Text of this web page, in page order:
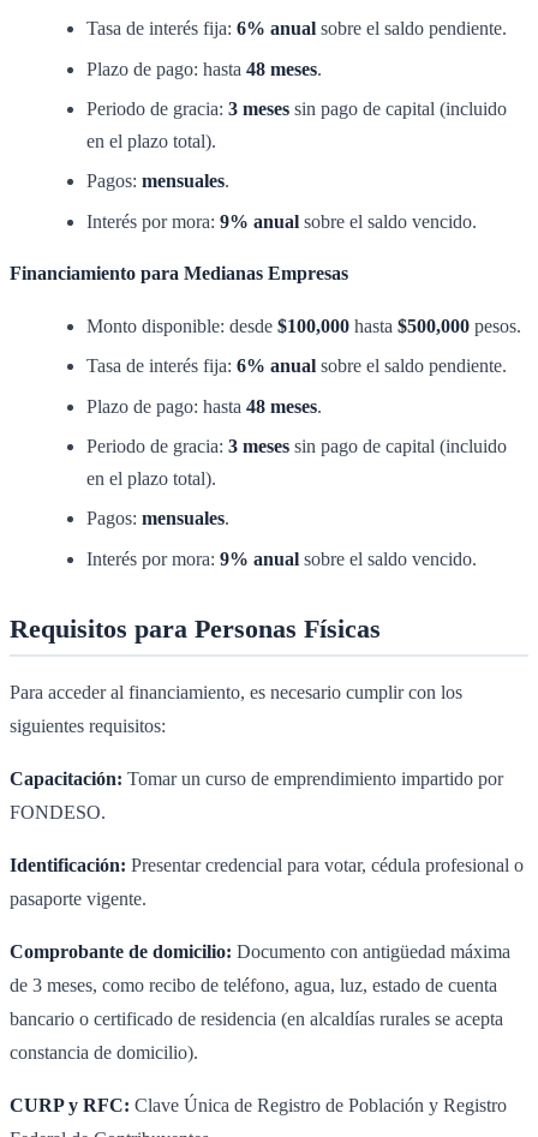
Tasa de interés fija: 6% anual sobre el saldo pendiente.
Plazo de pago: hasta 48 meses.
Periodo de gracia: 3 meses sin pago de capital (incluido
en el plazo total).
Pagos: mensuales.
Interés por mora: 9% anual sobre el saldo vencido.
Financiamiento para Medianas Empresas
Monto disponible: desde $100,000 hasta $500,000 pesos.
Tasa de interés fija: 6% anual sobre el saldo pendiente.
Plazo de pago: hasta 48 meses.
Periodo de gracia: 3 meses sin pago de capital (incluido
en el plazo total).
Pagos: mensuales.
Interés por mora: 9% anual sobre el saldo vencido.
Requisitos para Personas Físicas
Para acceder al financiamiento, es necesario cumplir con los
siguientes requisitos:
Capacitación: Tomar un curso de emprendimiento impartido por
FONDESO.
Identificación: Presentar credencial para votar, cédula profesional o
pasaporte vigente.
Comprobante de domicilio: Documento con antigüedad máxima
de 3 meses, como recibo de teléfono, agua, luz, estado de cuenta
bancario o certificado de residencia (en alcaldías rurales se acepta
constancia de domicilio).
CURP y RFC: Clave Única de Registro de Población y Registro